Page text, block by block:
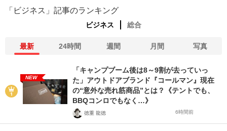
「ビジネス」記事のランキング
ビジネス 総合
最新 24時間 週間 月間 写真
NEW
「キャンプブーム後は8～9割が去っていっ
た」アウトドアブランド『コールマン』現在
の“意外な売れ筋商品”とは？《テントでも、
BBQコンロでもなく…》
徳重 龍徳 6時間前